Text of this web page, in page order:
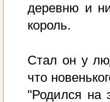
деревню и
король.
Стал он у
что
"Родился на